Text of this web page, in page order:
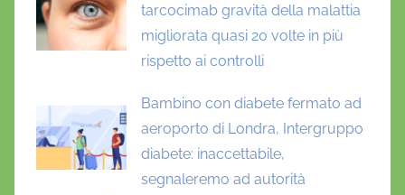
tarcocimab gravità della malattia
migliorata quasi 20 volte in più
rispetto ai controlli
Bambino con diabete fermato ad
aeroporto di Londra, Intergruppo
diabete: inaccettabile,
segnaleremo ad autorità